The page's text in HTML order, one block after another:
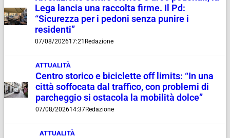
Lega lancia una raccolta firme. Il Pd:
“Sicurezza per i pedoni senza punire i
residenti”
07/08/202617:21 Redazione
ATTUALITÀ
Centro storico e biciclette off limits: “In una
città soffocata dal traffico, con problemi di
parcheggio si ostacola la mobilità dolce”
07/08/202614:37Redazione
ATTUALITÀ